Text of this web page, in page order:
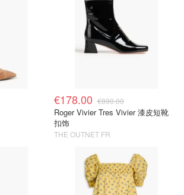
€178.00 €890.00
Roger Vivier Tres Vivier 漆皮短靴
扣饰
THE OUTNET FR